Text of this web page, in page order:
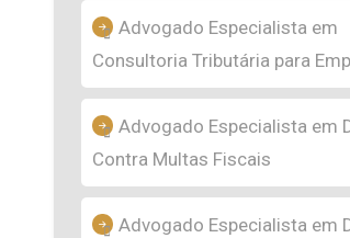
Advogado Especialista em
Consultoria Tributária para
Advogado Especialista em
Contra Multas Fiscais
Advogado Especialista em